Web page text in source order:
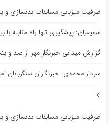
ظرفیت میزبانی مسابقات بدنسازی و
سمیعیان: پیشگیری تنها راه مقابله
گزارش میدانی خبرنگار مهر از صد و
سردار محمدی: خبرنگاران سنگربانان
ظرفیت میزبانی مسابقات بدنسازی و